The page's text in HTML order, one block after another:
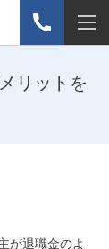
リットを
が退職金のよ